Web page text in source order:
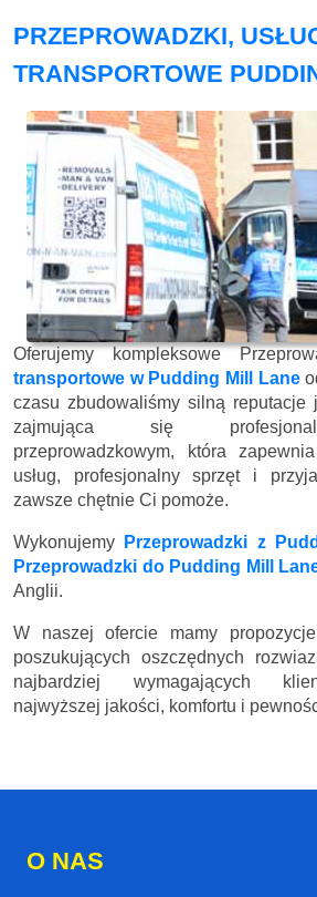
PRZEPROWADZKI,
TRANSPORTOWE
Oferujemy kompleksowe
transportowe w Pudding Mill Lane
czasu zbudowaliśmy silną reputacje
zajmująca się
przeprowadzkowym, która
usług, profesjonalny sprzęt i
zawsze chętnie Ci pomoże.
Wykonujemy Przeprowadzki z
Przeprowadzki do Pudding Mill
Anglii.
W naszej ofercie mamy
poszukujących oszczędnych
najbardziej wymagających
najwyższej jakości, komfortu i
O NAS